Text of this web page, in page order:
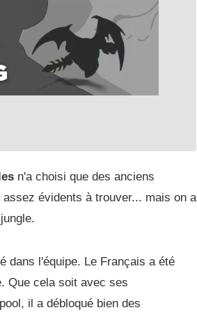
n'a choisi que des anciens
évidents à trouver... mais on a
dans l'équipe. Le Français a été
Que cela soit avec ses
il a débloqué bien des